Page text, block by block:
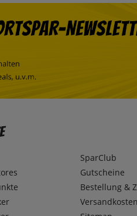
SparClub
Gutscheine
Bestellung &
Versandkosten